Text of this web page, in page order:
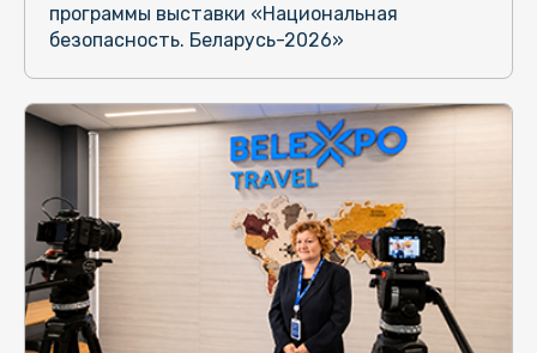
программы выставки «Национальная
безопасность. Беларусь-2026»